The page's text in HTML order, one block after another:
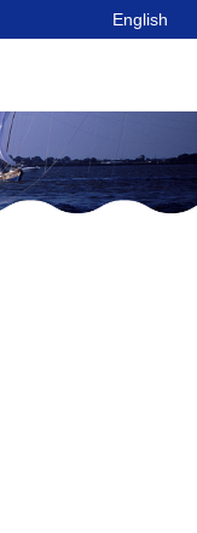
English